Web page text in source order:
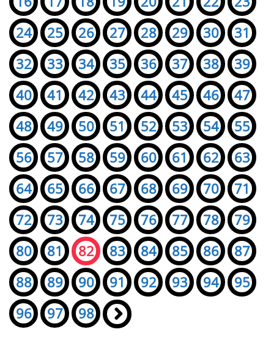
24
25 26 27 28 29 30
31
32
33 34 35 36 37 38
39
40
41 42 43 44 45 46
47
48
49 50 51 52 53 54
55
56
57 58 59 60 61 62
63
64
65 66 67 68 69 70
71
72
73 74 75 76 77 78
79
80
81 82 83 84 85 86
87
88
89 90 91 92 93 94
95
96
97 98 »